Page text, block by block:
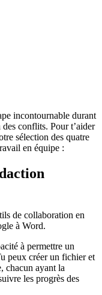
incontournable durant
conflits. Pour t’aider
sélection des quatre
en équipe :
de collaboration en
à Word.
à permettre un
peux créer un fichier et
chacun ayant la
les progrès des